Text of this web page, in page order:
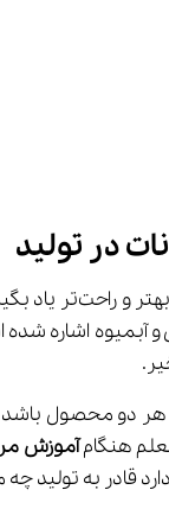
در تولید
مثالی در کتاب
آموزش
محصولاتی می‌باشد و کدام بخش از